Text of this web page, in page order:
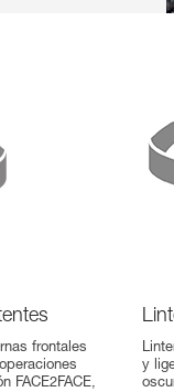
frontales
FACE2FACE,
y